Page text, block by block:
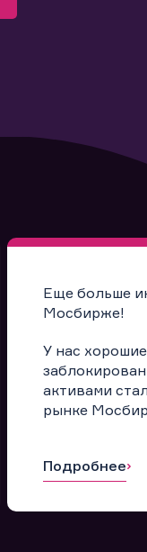
Еще больше
Мосбирже!
У нас
активами
рынке
Подробнее